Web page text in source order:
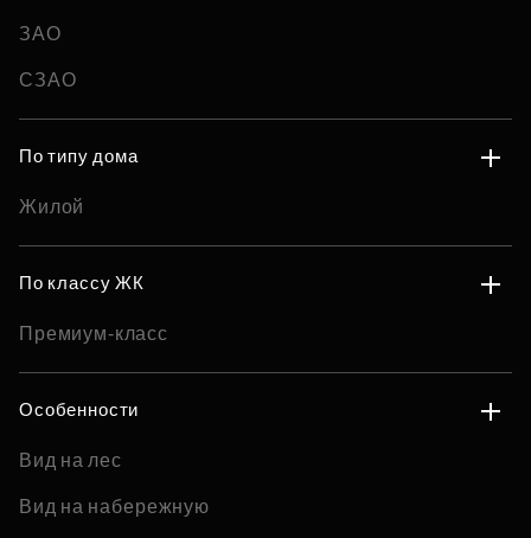
ЗАО
СЗАО
По типу дома
Жилой
По классу ЖК
Премиум-класс
Особенности
Вид на лес
Вид на набережную